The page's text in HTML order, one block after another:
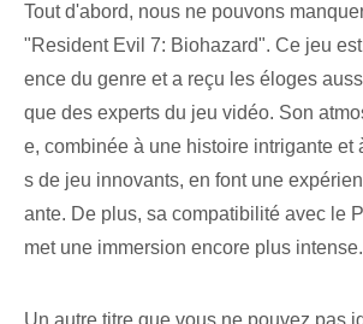
Tout d'abord, nous ne pouvons
"Resident Evil 7: Biohazard". Ce jeu
ence du genre et a reçu les éloges
que des experts du jeu vidéo. Son
e, combinée à une histoire intrigante et
s de jeu innovants, en font une
ante. De plus, sa compatibilité avec le
met une immersion encore plus intense.